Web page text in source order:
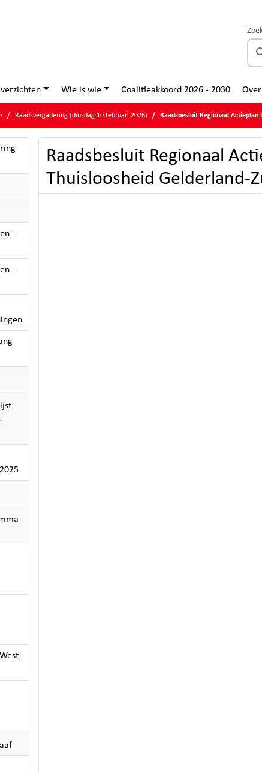
Wie is wie Coalitieakkoord 2026 - 2030
Raadsvergadering (dinsdag 10 februari 2026) Raadsbesluit Regionaal
-
-
Raadsbesluit Regionaal
Thuisloosheid Gelderland-